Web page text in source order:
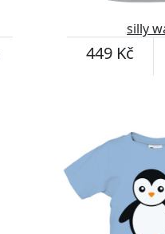
silly
449 Kč